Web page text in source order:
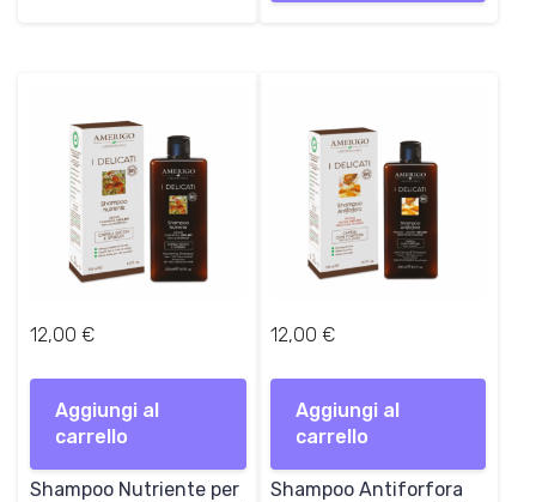
12,00 €
Aggiungi al
carrello
Shampoo Nutriente per
12,00 €
Aggiungi al
carrello
Shampoo Antiforfora